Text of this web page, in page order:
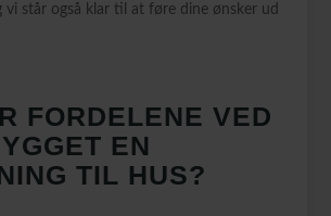
vi står også klar til at føre dine ønsker ud
FORDELENE VED
EN
TIL HUS?